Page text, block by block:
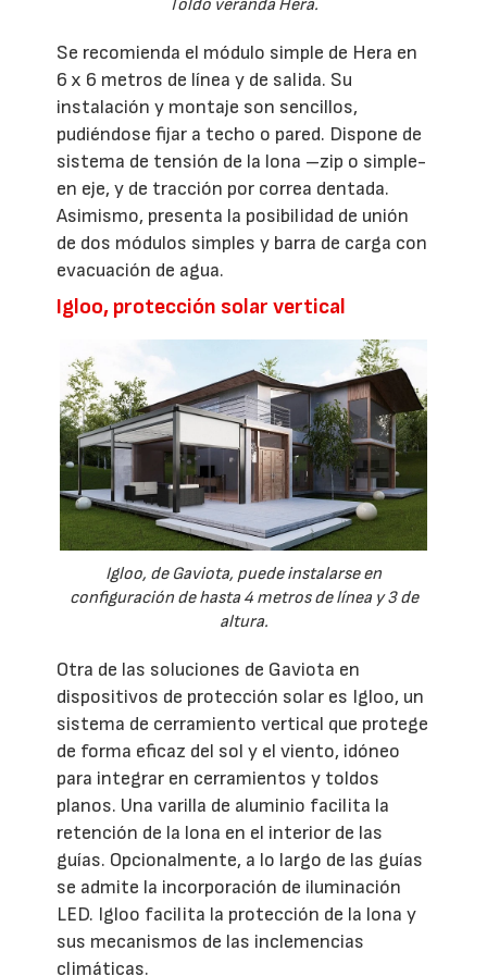
Toldo veranda Hera.
Se recomienda el módulo simple de Hera en
6 x 6 metros de línea y de salida. Su
instalación y montaje son sencillos,
pudiéndose fijar a techo o pared. Dispone de
sistema de tensión de la lona –zip o simple-
en eje, y de tracción por correa dentada.
Asimismo, presenta la posibilidad de unión
de dos módulos simples y barra de carga con
evacuación de agua.
Igloo, protección solar vertical
Igloo, de Gaviota, puede instalarse en
configuración de hasta 4 metros de línea y 3 de
altura.
Otra de las soluciones de Gaviota en
dispositivos de protección solar es Igloo, un
sistema de cerramiento vertical que protege
de forma eficaz del sol y el viento, idóneo
para integrar en cerramientos y toldos
planos. Una varilla de aluminio facilita la
retención de la lona en el interior de las
guías. Opcionalmente, a lo largo de las guías
se admite la incorporación de iluminación
LED. Igloo facilita la protección de la lona y
sus mecanismos de las inclemencias
climáticas.